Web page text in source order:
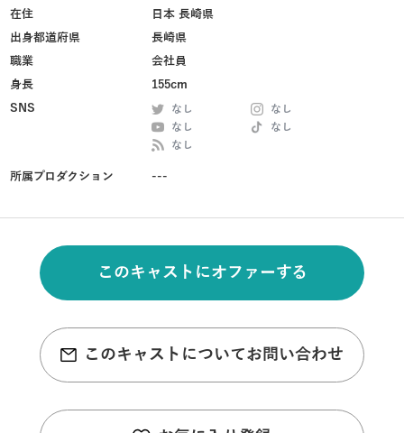
在住
日本 長崎県
出身都道府県
長崎県
職業
会社員
身長
155cm
SNS
なし
なし
なし
なし
なし
所属プロダクション ---
このキャストにオファーする
このキャストについてお問い合わせ